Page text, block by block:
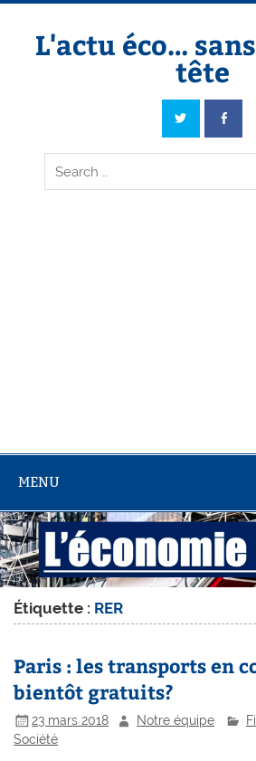
Skip
contentL'actu éco…
tête
L'actu éco… sans prise de tête
MENU
Étiquette : RER
Paris : les transports en
bientôt gratuits?
23 mars 2018 Notre équipe
Société